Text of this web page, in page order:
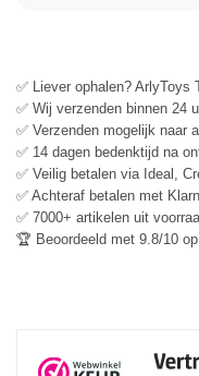
✅ Liever ophalen? ArlyToys
✅ Wij verzenden binnen 24
✅ Verzenden mogelijk naar
✅ 14 dagen bedenktijd na
✅ Veilig betalen via Ideal,
✅ Achteraf betalen met
✅ 7000+ artikelen uit
🏆 Beoordeeld met 9.8/10